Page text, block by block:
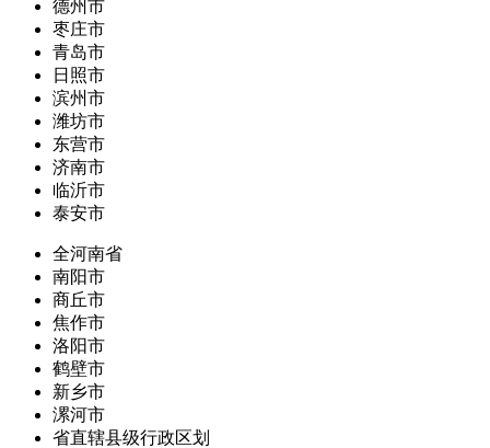
德州市
枣庄市
青岛市
日照市
滨州市
潍坊市
东营市
济南市
临沂市
泰安市
全河南省
南阳市
商丘市
焦作市
洛阳市
鹤壁市
新乡市
漯河市
省直辖县级行政区划